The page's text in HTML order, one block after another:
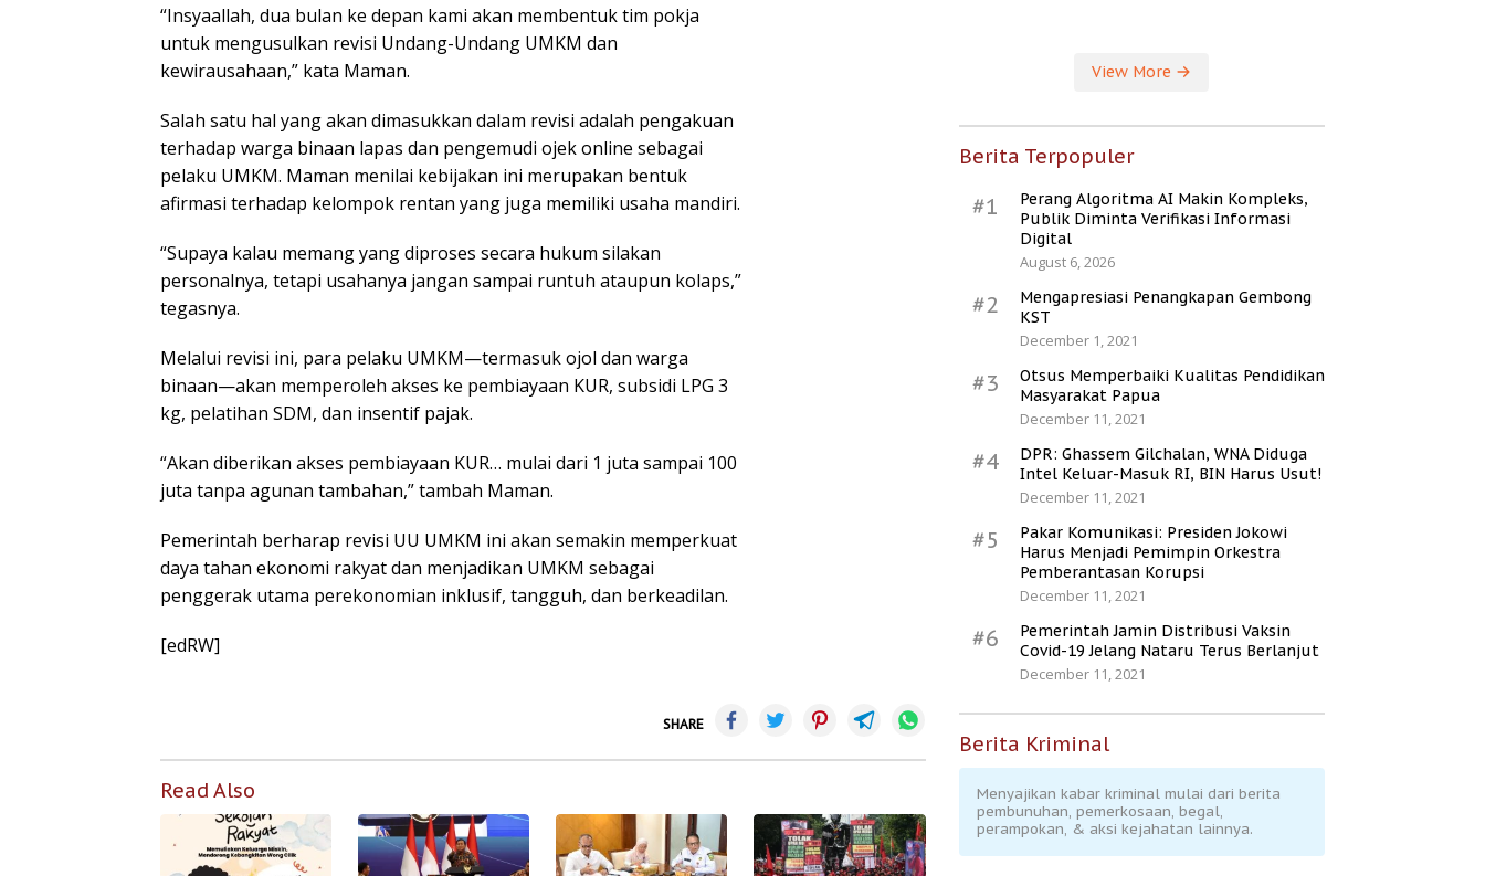
“Insyaallah, dua bulan ke depan kami akan membentuk tim pokja
untuk mengusulkan revisi Undang-Undang UMKM dan
kewirausahaan,” kata Maman.
Salah satu hal yang akan dimasukkan dalam revisi adalah pengakuan
terhadap warga binaan lapas dan pengemudi ojek online sebagai
pelaku UMKM. Maman menilai kebijakan ini merupakan bentuk
afirmasi terhadap kelompok rentan yang juga memiliki usaha mandiri.
“Supaya kalau memang yang diproses secara hukum silakan
personalnya, tetapi usahanya jangan sampai runtuh ataupun kolaps,”
tegasnya.
Melalui revisi ini, para pelaku UMKM—termasuk ojol dan warga
binaan—akan memperoleh akses ke pembiayaan KUR, subsidi LPG 3
kg, pelatihan SDM, dan insentif pajak.
“Akan diberikan akses pembiayaan KUR… mulai dari 1 juta sampai 100
juta tanpa agunan tambahan,” tambah Maman.
Pemerintah berharap revisi UU UMKM ini akan semakin memperkuat
daya tahan ekonomi rakyat dan menjadikan UMKM sebagai
penggerak utama perekonomian inklusif, tangguh, dan berkeadilan.
[edRW]
SHARE
Read Also
View More
Berita Terpopuler
#1
Perang Algoritma AI Makin Kompleks,
Publik Diminta Verifikasi Informasi
Digital
August 6, 2026
#2
Mengapresiasi Penangkapan Gembong
KST
December 1, 2021
#3
Otsus Memperbaiki Kualitas Pendidikan
Masyarakat Papua
December 11, 2021
#4
DPR: Ghassem Gilchalan, WNA Diduga
Intel Keluar-Masuk RI, BIN Harus Usut!
December 11, 2021
#5
Pakar Komunikasi: Presiden Jokowi
Harus Menjadi Pemimpin Orkestra
Pemberantasan Korupsi
December 11, 2021
#6
Pemerintah Jamin Distribusi Vaksin
Covid-19 Jelang Nataru Terus Berlanjut
December 11, 2021
Berita Kriminal
Menyajikan kabar kriminal mulai dari berita
pembunuhan, pemerkosaan, begal,
perampokan, & aksi kejahatan lainnya.